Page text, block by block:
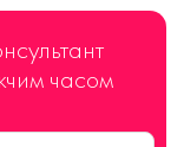
часом